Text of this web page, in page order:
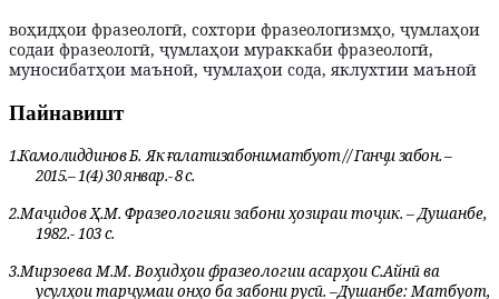
воҳидҳои фразеологӣ, сохтори фразеологизмҳо, ҷумлаҳои
содаи фразеологӣ, ҷумлаҳои мураккаби фразеологӣ,
муносибатҳои маъноӣ, чумлаҳои сода, яклухтии маъноӣ
Пайнавишт
1.Камолиддинов Б. Якғалатизабониматбуот//Ганҷи забон. –
2015.– 1(4) 30 январ.- 8 с.
2.Маҷидов Ҳ.М. Фразеологияи забони ҳозираи тоҷик. – Душанбе,
1982.- 103 с.
3.Мирзоева М.М. Воҳидҳои фразеологии асарҳои С.Айнӣ ва
усулҳои тарҷумаи онҳо ба забони русӣ. –Душанбе: Матбуот,